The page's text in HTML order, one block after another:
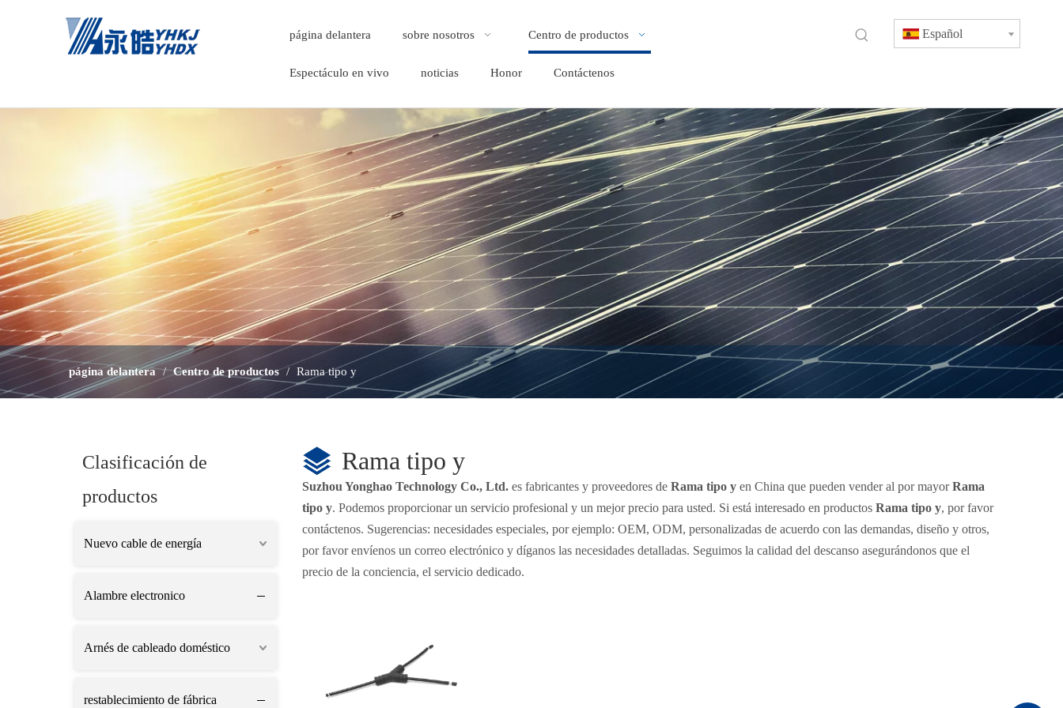
página delantera sobre nosotros Centro de productos
Espectáculo en vivo noticias Honor Contáctenos
Español
página delantera / Centro de productos / Rama tipo y
Clasificación de
productos
Nuevo cable de energía
Alambre electronico
Arnés de cableado doméstico
restablecimiento de fábrica
Rama tipo y
Suzhou Yonghao Technology Co., Ltd. es fabricantes y proveedores de Rama tipo y en China que pueden vender al por mayorRama
tipo y. Podemos proporcionar un servicio profesional y un mejor precio para usted. Si está interesado en productos Rama tipo y, por favor
contáctenos. Sugerencias: necesidades especiales, por ejemplo: OEM, ODM, personalizadas de acuerdo con las demandas, diseño y otros,
por favor envíenos un correo electrónico y díganos las necesidades detalladas. Seguimos la calidad del descanso asegurándonos que el
precio de la conciencia, el servicio dedicado.